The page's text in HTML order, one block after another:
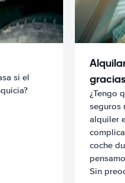
si el
¿Tengo
seguros
alquiler
coche
Sin